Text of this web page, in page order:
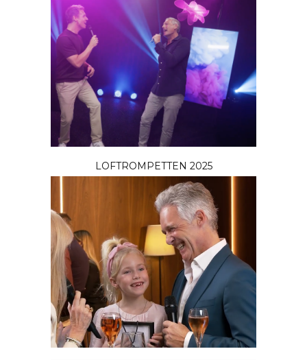
LOFTROMPETTEN 2025